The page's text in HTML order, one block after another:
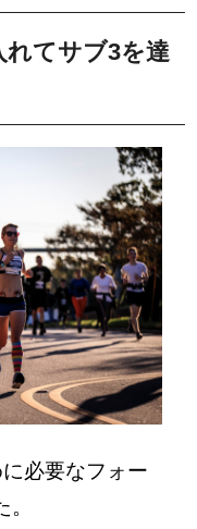
てサブ3を達
必要なフォー